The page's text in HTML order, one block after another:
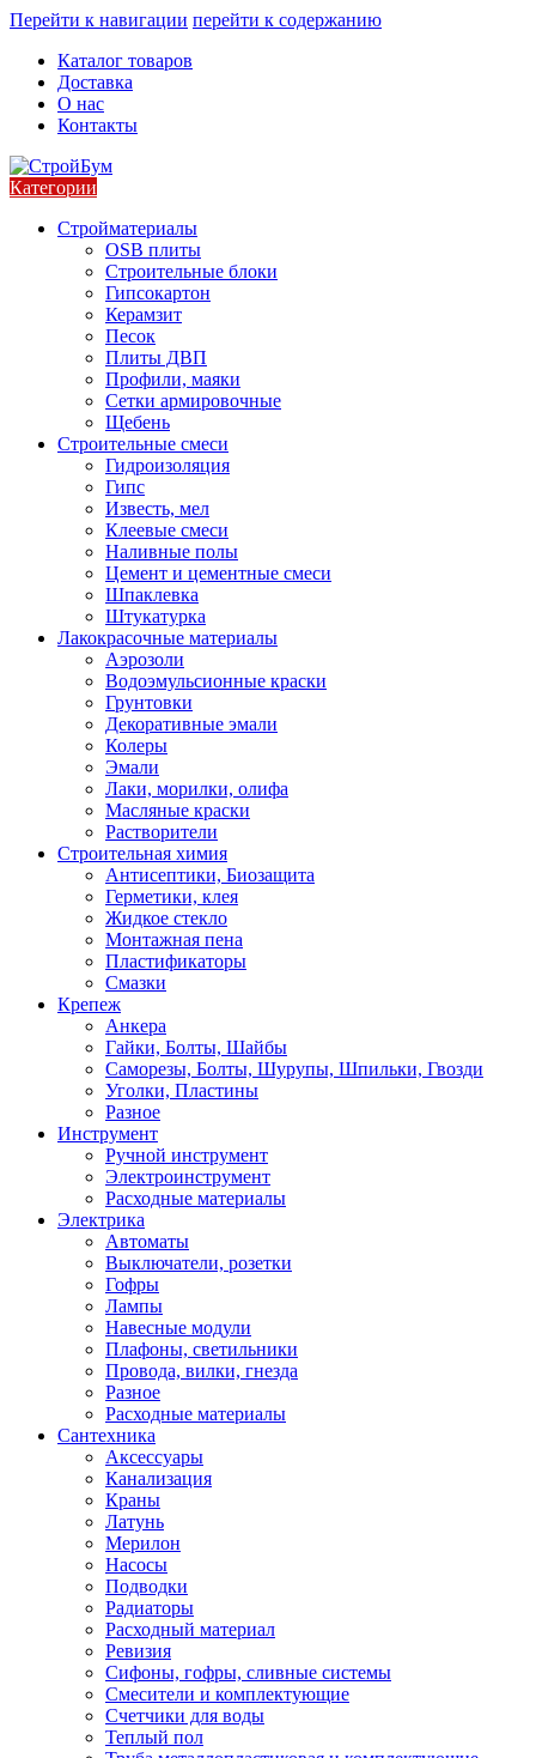
Перейти к навигации перейти к содержанию
Каталог товаров
Доставка
О нас
Контакты
Категории
Стройматериалы
OSB плиты
Строительные блоки
Гипсокартон
Керамзит
Песок
Плиты ДВП
Профили, маяки
Сетки армировочные
Щебень
Строительные смеси
Гидроизоляция
Гипс
Известь, мел
Клеевые смеси
Наливные полы
Цемент и цементные смеси
Шпаклевка
Штукатурка
Лакокрасочные материалы
Аэрозоли
Водоэмульсионные краски
Грунтовки
Декоративные эмали
Колеры
Эмали
Лаки, морилки, олифа
Масляные краски
Растворители
Строительная химия
Антисептики, Биозащита
Герметики, клея
Жидкое стекло
Монтажная пена
Пластификаторы
Смазки
Крепеж
Анкера
Гайки, Болты, Шайбы
Саморезы, Болты, Шурупы, Шпильки, Гвозди
Уголки, Пластины
Разное
Инструмент
Ручной инструмент
Электроинструмент
Расходные материалы
Электрика
Автоматы
Выключатели, розетки
Гофры
Лампы
Навесные модули
Плафоны, светильники
Провода, вилки, гнезда
Разное
Расходные материалы
Сантехника
Аксессуары
Канализация
Краны
Латунь
Мерилон
Насосы
Подводки
Радиаторы
Расходный материал
Ревизия
Сифоны, гофры, сливные системы
Смесители и комплектующие
Счетчики для воды
Теплый пол